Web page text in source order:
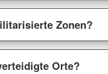
Zonen?
Orte?